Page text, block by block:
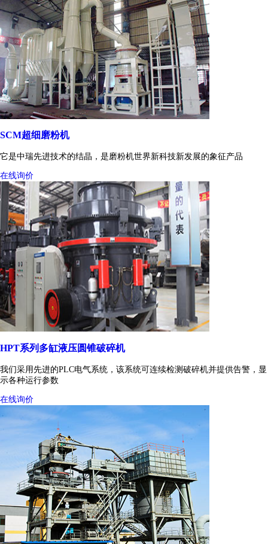
SCM超细磨粉机
它是中瑞先进技术的结晶，是磨粉机世界新科技新发展的象征产品
在线询价
HPT系列多缸液压圆锥破碎机
我们采用先进的PLC电气系统，该系统可连续检测破碎机并提供告警，显
示各种运行参数
在线询价